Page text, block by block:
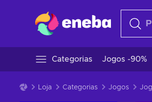
Categorias Jogos -90%
Loja Categorias Jogos